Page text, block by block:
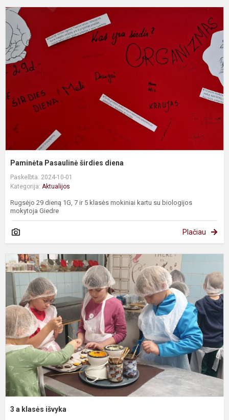
Paminėta Pasaulinė širdies diena
Paskelbta: 2024-10-01
Kategorija: Aktualijos
Rugsėjo 29 dieną 1G, 7 ir 5 klasės mokiniai kartu su biologijos
mokytoja Giedre
Plačiau
3 a klasės išvyka